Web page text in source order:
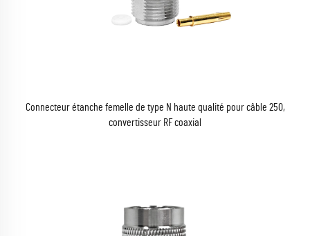
Connecteur étanche femelle de type N haute qualité pour câble 250,
convertisseur RF coaxial